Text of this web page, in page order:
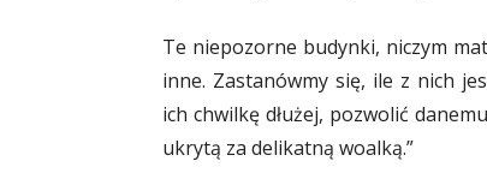
Te niepozorne budynki, niczym
inne. Zastanówmy się, ile z nich
ich chwilkę dłużej, pozwolić
ukrytą za delikatną woalką.”